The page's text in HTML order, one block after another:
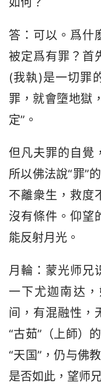
答：可以。爲什
被定爲有罪？首
(我執)是一切罪
罪，就會墮地獄
定”。
但凡夫罪的自覺
所以佛法說“罪”
不離衆生，救度
沒有條件。仰望
能反射月光。
月輪：蒙光师兄
一下尤迦南达
间，有混融性，
“古茹”（上師）
“天国”，仍与佛
是否如此，望师